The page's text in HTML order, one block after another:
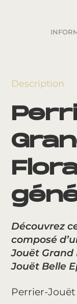
Description
Découvrez
composé
Jouët Grand
Jouët Belle
Perrier-